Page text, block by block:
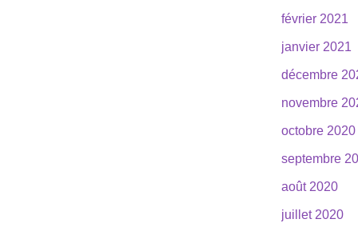
février 2021
janvier 2021
décembre
novembre
octobre 2020
septembre
août 2020
juillet 2020